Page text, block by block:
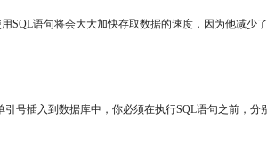
语句将会大大加快存取数据的速度，因为他减
号插入到数据库中，你必须在执行SQL语句之前，分